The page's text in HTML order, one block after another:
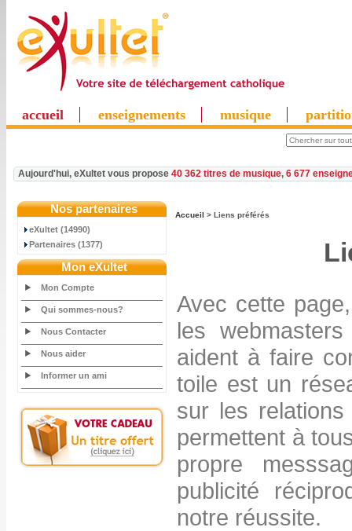
accueil enseignements musique
Aujourd'hui, eXultet vous propose 40 362 titres de musique, 6 677
Nos partenaires
eXultet (14990)
Partenaires (1377)
Mon eXultet
Mon Compte
Qui sommes-nous?
Nous Contacter
Nous aider
Informer un ami
Accueil > Liens préférés
Avec cette
les
aident à faire
toile est un
sur les
permettent à
propre
publicité
notre réussite.